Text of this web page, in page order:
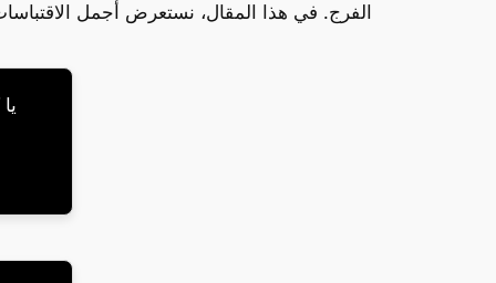
الفرج. في هذا المقال، نستعرض أجمل